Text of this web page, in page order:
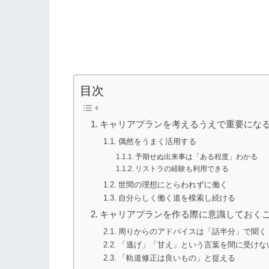
目次
キャリアプランを考えるうえで重要にな
偶然をうまく活用する
予期せぬ出来事は「ある程度」わかる
リストラの経験も利用できる
世間の理想にとらわれずに働く
自分らしく働く道を模索し続ける
キャリアプランを作る際に意識しておく
周りからのアドバイスは「話半分」で聞く
「逃げ」「甘え」という言葉を間に受けな
「軌道修正は良いもの」と捉える